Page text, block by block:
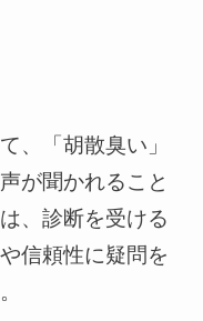
、「胡散臭い」
が聞かれること
、診断を受ける
信頼性に疑問を